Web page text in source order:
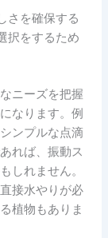
さを確保する
択をするため
ニーズを把握
なります。例
ンプルな点滴
れば、振動ス
しれません。
接水やりが必
植物もありま